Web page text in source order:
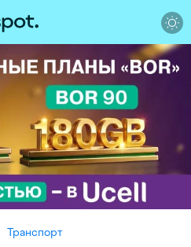
Транспорт